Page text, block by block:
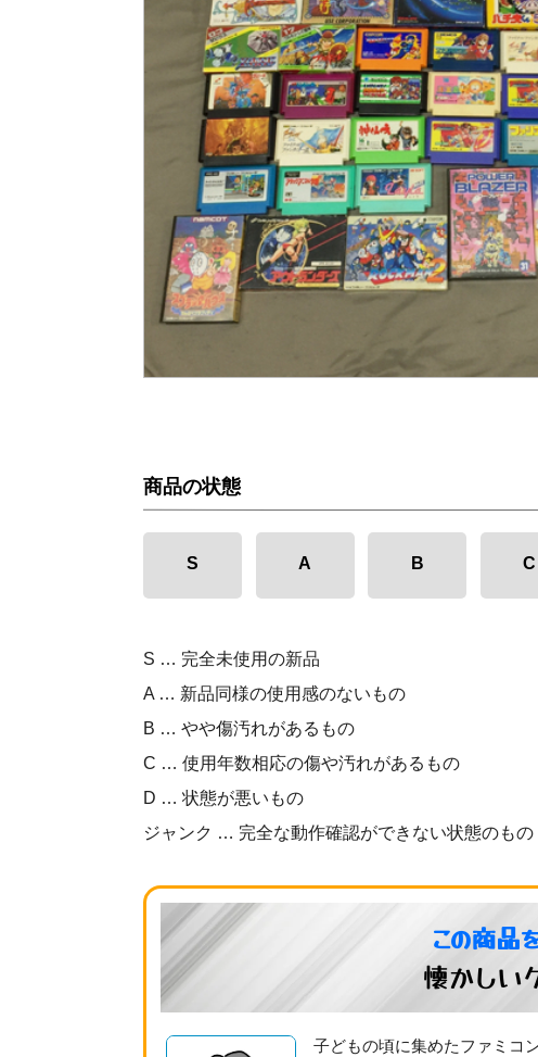
商品の状態
S A B C
S … 完全未使用の新品
A … 新品同様の使用感のないもの
B … やや傷汚れがあるもの
C … 使用年数相応の傷や汚れがあるもの
D … 状態が悪いもの
ジャンク … 完全な動作確認ができない状態のもの
この商品
懐かしい
子どもの頃に集めたファミコ